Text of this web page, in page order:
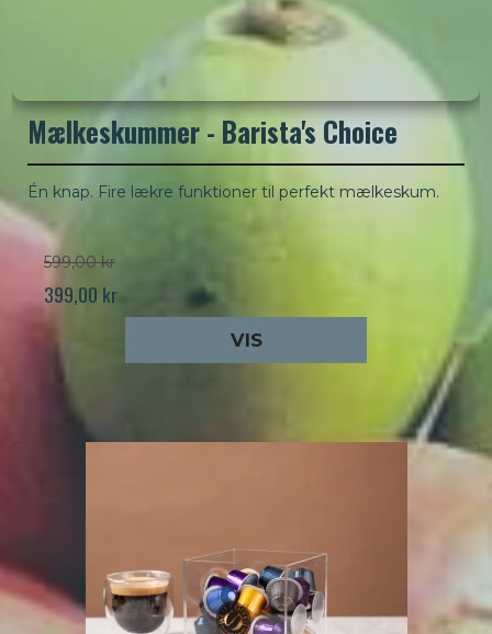
Mælkeskummer - Barista's Choice
Én knap. Fire lækre funktioner til perfekt mælkeskum.
599,00 kr
399,00 kr
VIS